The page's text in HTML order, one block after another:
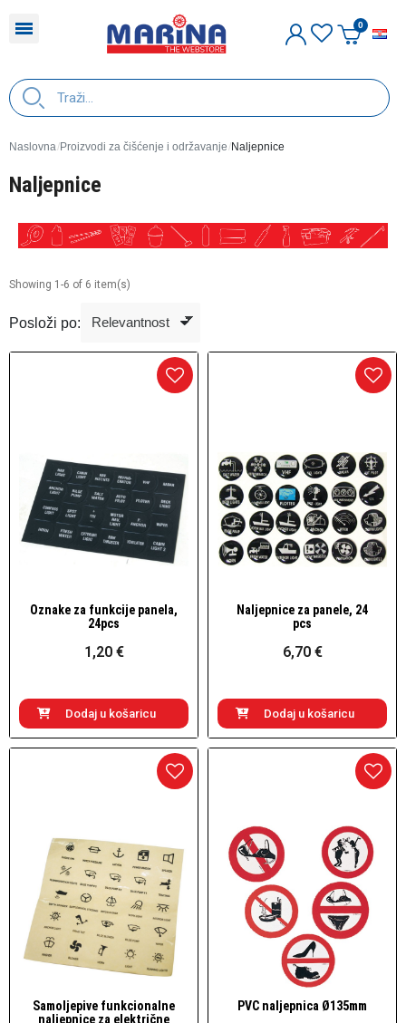
Naslovna Proizvodi za čišćenje i održavanje Naljepnice
Naljepnice
Showing 1-6 of 6 item(s)
Posloži po:
Brzi pogled
Oznake za funkcije panela,
24pcs
1,20 €
Dodaj u košaricu
Brzi pogled
Naljepnice za panele, 24
pcs
6,70 €
Dodaj u košaricu
Brzi pogled
Samoljepive funkcionalne
naljepnice za električne
Brzi pogled
PVC naljepnica Ø135mm